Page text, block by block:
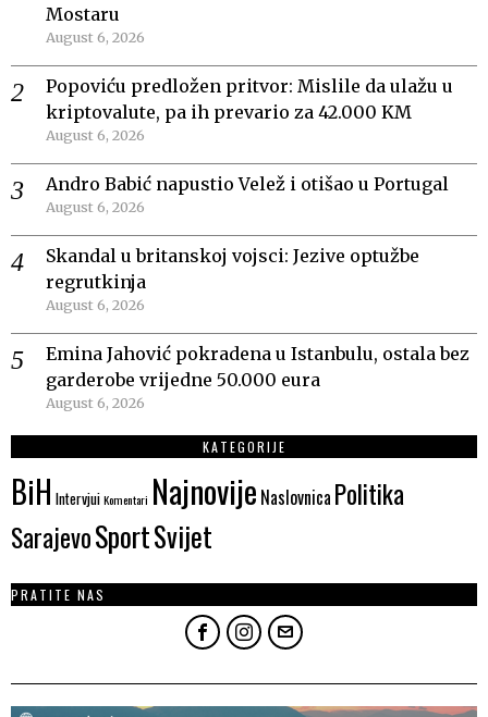
Mostaru
August 6, 2026
Popoviću predložen pritvor: Mislile da ulažu u
kriptovalute, pa ih prevario za 42.000 KM
August 6, 2026
Andro Babić napustio Velež i otišao u Portugal
August 6, 2026
Skandal u britanskoj vojsci: Jezive optužbe
regrutkinja
August 6, 2026
Emina Jahović pokradena u Istanbulu, ostala bez
garderobe vrijedne 50.000 eura
August 6, 2026
KATEGORIJE
BiH IntervjuiKomentari Najnovije Naslovnica Politika
SarajevoSportSvijet
PRATITE NAS